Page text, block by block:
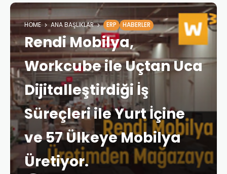
HOME ANA BAŞLIKLAR ERP HABERLER
Rendi Mobilya,
Workcube ile Uçtan Uca
Dijitalleştirdiği İş
Süreçleri ile Yurt İçine
ve 57 Ülkeye Mobilya
Üretiyor.